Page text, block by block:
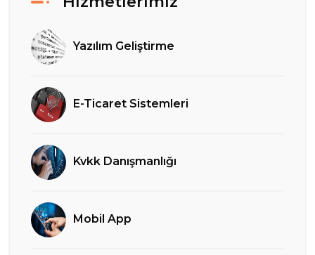
Yazılım Geliştirme
E-Ticaret Sistemleri
Kvkk Danışmanlığı
Mobil App